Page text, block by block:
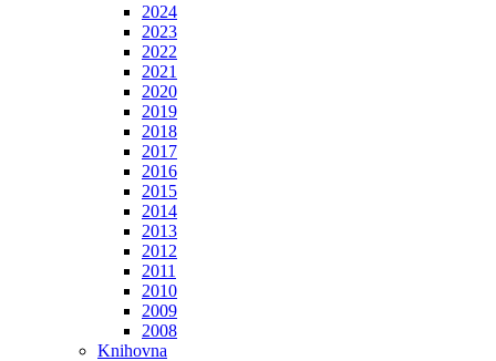
2024
2023
2022
2021
2020
2019
2018
2017
2016
2015
2014
2013
2012
2011
2010
2009
2008
Knihovna